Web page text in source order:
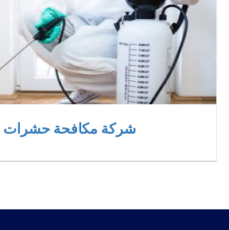
شركة مكافحة حشرات